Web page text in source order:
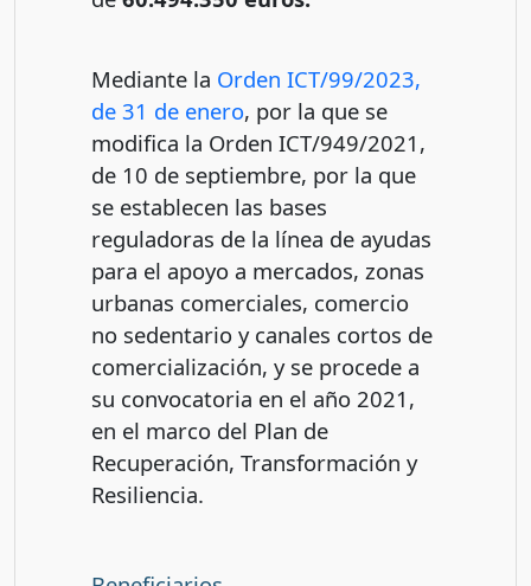
Mediante la Orden ICT/99/2023,
de 31 de enero, por la que se
modifica la Orden ICT/949/2021,
de 10 de septiembre, por la que
se establecen las bases
reguladoras de la línea de ayudas
para el apoyo a mercados, zonas
urbanas comerciales, comercio
no sedentario y canales cortos de
comercialización, y se procede a
su convocatoria en el año 2021,
en el marco del Plan de
Recuperación, Transformación y
Resiliencia.